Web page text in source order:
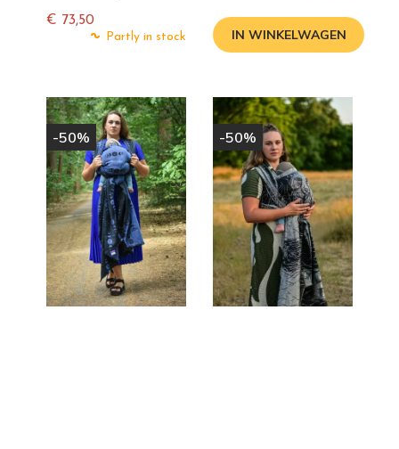
€ 73,50
Normale
Partly in stock IN WINKELWAGEN
-50% -50%